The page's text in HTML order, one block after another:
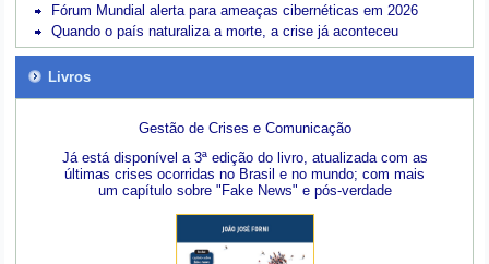
Fórum Mundial alerta para ameaças cibernéticas em 2026
Quando o país naturaliza a morte, a crise já aconteceu
Livros
Gestão de Crises e Comunicação
Já está disponível a 3ª edição do livro, atualizada com as
últimas crises ocorridas no Brasil e no mundo; com mais
um capítulo sobre "Fake News" e pós-verdade